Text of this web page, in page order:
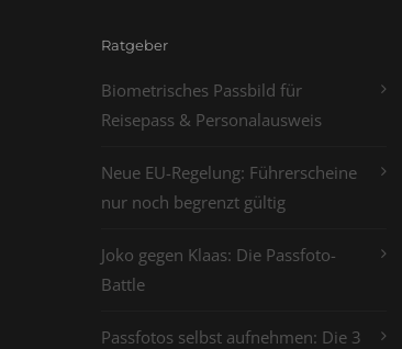
Ratgeber
Biometrisches Passbild für
Reisepass & Personalausweis
Neue EU-Regelung: Führerscheine
nur noch begrenzt gültig
Joko gegen Klaas: Die Passfoto-
Battle
Passfotos selbst aufnehmen: Die 3